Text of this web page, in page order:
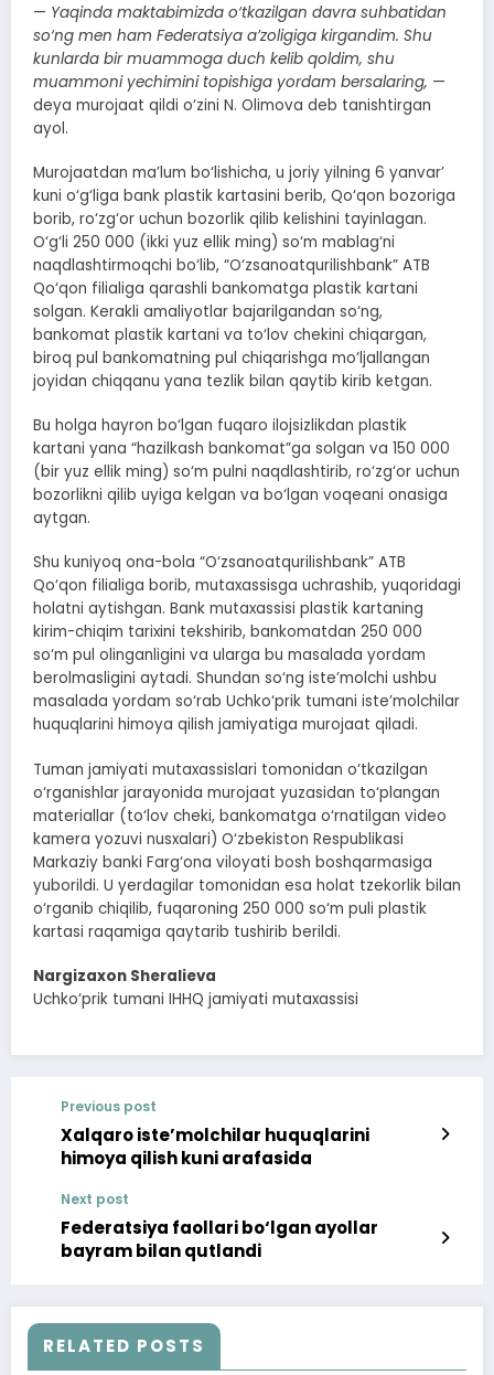
— Yaqinda maktabimizda o‘tkazilgan davra suhbatidan
so‘ng men ham Federatsiya a’zoligiga kirgandim. Shu
kunlarda bir muammoga duch kelib qoldim, shu
muammoni yechimini topishiga yordam bersalaring, —
deya murojaat qildi o‘zini N. Olimova deb tanishtirgan
ayol.
Murojaatdan ma’lum bo‘lishicha, u joriy yilning 6 yanvar’
kuni o‘g‘liga bank plastik kartasini berib, Qo‘qon bozoriga
borib, ro‘zg‘or uchun bozorlik qilib kelishini tayinlagan.
O‘g‘li 250 000 (ikki yuz ellik ming) so‘m mablag‘ni
naqdlashtirmoqchi bo‘lib, “O‘zsanoatqurilishbank” ATB
Qo‘qon filialiga qarashli bankomatga plastik kartani
solgan. Kerakli amaliyotlar bajarilgandan so‘ng,
bankomat plastik kartani va to‘lov chekini chiqargan,
biroq pul bankomatning pul chiqarishga mo‘ljallangan
joyidan chiqqanu yana tezlik bilan qaytib kirib ketgan.
Bu holga hayron bo‘lgan fuqaro ilojsizlikdan plastik
kartani yana “hazilkash bankomat”ga solgan va 150 000
(bir yuz ellik ming) so‘m pulni naqdlashtirib, ro‘zg‘or uchun
bozorlikni qilib uyiga kelgan va bo‘lgan voqeani onasiga
aytgan.
Shu kuniyoq ona-bola “O‘zsanoatqurilishbank” ATB
Qo‘qon filialiga borib, mutaxassisga uchrashib, yuqoridagi
holatni aytishgan. Bank mutaxassisi plastik kartaning
kirim-chiqim tarixini tekshirib, bankomatdan 250 000
so‘m pul olinganligini va ularga bu masalada yordam
berolmasligini aytadi. Shundan so‘ng iste’molchi ushbu
masalada yordam so‘rab Uchko‘prik tumani iste’molchilar
huquqlarini himoya qilish jamiyatiga murojaat qiladi.
Tuman jamiyati mutaxassislari tomonidan o‘tkazilgan
o‘rganishlar jarayonida murojaat yuzasidan to‘plangan
materiallar (to‘lov cheki, bankomatga o‘rnatilgan video
kamera yozuvi nusxalari) O‘zbekiston Respublikasi
Markaziy banki Farg‘ona viloyati bosh boshqarmasiga
yuborildi. U yerdagilar tomonidan esa holat tzekorlik bilan
o‘rganib chiqilib, fuqaroning 250 000 so‘m puli plastik
kartasi raqamiga qaytarib tushirib berildi.
Nargizaxon Sheralieva
Uchko‘prik tumani IHHQ jamiyati mutaxassisi
Previous post
Xalqaro iste’molchilar huquqlarini
himoya qilish kuni arafasida
Next post
Federatsiya faollari bo‘lgan ayollar
bayram bilan qutlandi
RELATED POSTS